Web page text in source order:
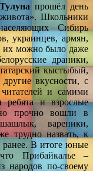
прошёл день
Школьники
Сибирь
украинцев, армян,
их можно было даже
драники,
кыстыбый,
другие вкусности, с
и самими
ребята и взрослые
прочно вошли в
вареники,
трудно назвать, к
ранее. В итоге юные
Прибайкалье –
народов по-своему